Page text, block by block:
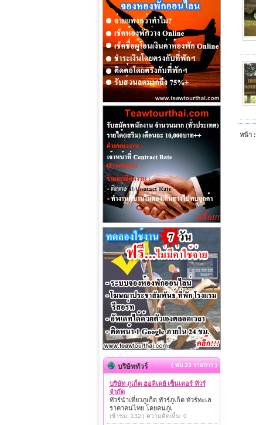
หน้า :
บริษัททัวร์ { พบ 33 รายการ }
บริษัท ภูเก็ต ฮอลิเดย์ เซ็นเตอร์ ทัวร์
จำกัด
ทัวร์นำเที่ยวภูเก็ต ทัวร์ภูเก็ต ทัวร์ทะเล
ราคาคนไทย โดยคนภูเ
เข้าชม: 132 | ความคิดเห็น: 0